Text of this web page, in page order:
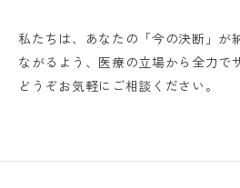
私たちは、あなたの「今の決断」が
ながるよう、医療の立場から全力で
どうぞお気軽にご相談ください。